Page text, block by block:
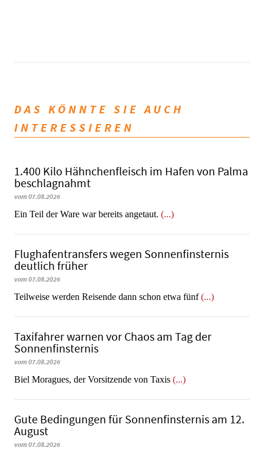
DAS KÖNNTE SIE AUCH
INTERESSIEREN
1.400 Kilo Hähnchenfleisch im Hafen von Palma
beschlagnahmt
vom 07.08.2026
​​​​​​​Ein Teil der Ware war bereits angetaut. (...)
Flughafentransfers wegen Sonnenfinsternis
deutlich früher
vom 07.08.2026
Teilweise werden Reisende dann schon etwa fünf(...)
Taxifahrer warnen vor Chaos am Tag der
Sonnenfinsternis
vom 07.08.2026
​​​​​​​Biel Moragues, der Vorsitzende von Taxis (...)
Gute Bedingungen für Sonnenfinsternis am 12.
August
vom 07.08.2026